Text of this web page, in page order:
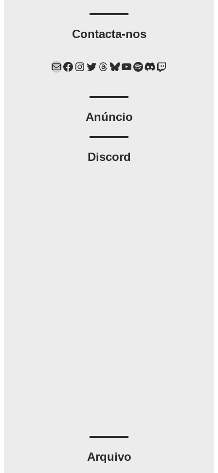
Contacta-nos
Mail Facebook Instagram Twitter Threads Bluesky YouTube Spotify Discord Twitch
Anúncio
Discord
Arquivo